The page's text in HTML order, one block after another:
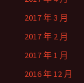
2017 年 3 月
2017 年 2 月
2017 年 1 月
2016 年 12 月